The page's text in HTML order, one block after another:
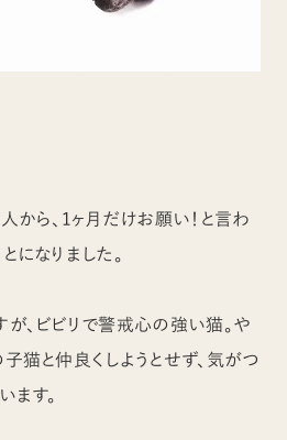
から、1ヶ月だけお願い！と言わ
になりました。
、ビビリで警戒心の強い猫。や
猫と仲良くしようとせず、気がつ
ます。